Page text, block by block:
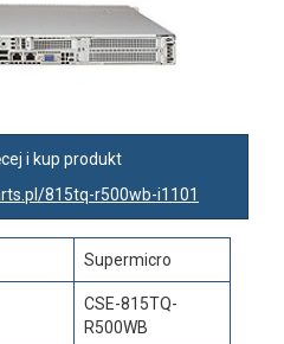
i kup produkt
815tq-r500wb-i1101
Supermicro
CSE-815TQ-
R500WB